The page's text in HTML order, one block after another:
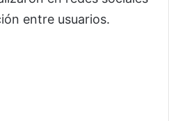
entre usuarios.